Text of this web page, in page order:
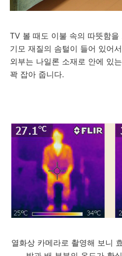
TV 볼 때도 이불 속의 따뜻함
기모 재질의 솜털이 들어 있어
외부는 나일론 소재로 안에 있
꽉 잡아 줍니다.
열화상 카메라로 촬영해 보니